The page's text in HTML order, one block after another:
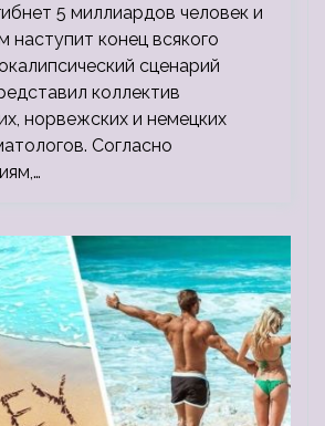
5 миллиардов человек и
наступит конец всякого
сценарий
коллектив
норвежских и немецких
Согласно